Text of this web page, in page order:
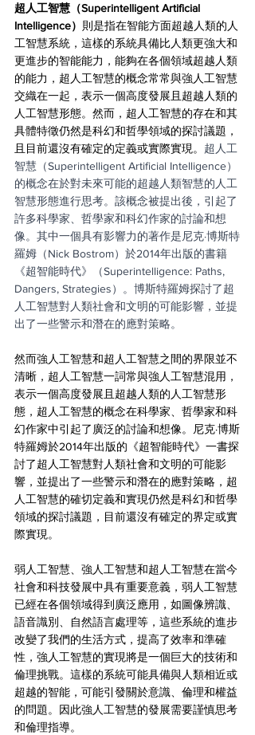
超人工智慧（Superintelligent Artificial
Intelligence） 則是指在智能方面超越人類的人
工智慧系統，這樣的系統具備比人類更強大和
更進步的智能能力，能夠在各個領域超越人類
的能力，超人工智慧的概念常常與強人工智慧
交織在一起，表示一個高度發展且超越人類的
人工智慧形態。然而，超人工智慧的存在和其
具體特徵仍然是科幻和哲學領域的探討議題，
且目前還沒有確定的定義或實際實現。 超人工
智慧（Superintelligent Artificial Intelligence）
的概念在於對未來可能的超越人類智慧的人工
智慧形態進行思考。該概念被提出後，引起了
許多科學家、哲學家和科幻作家的討論和想
像。其中一個具有影響力的著作是尼克·博斯特
羅姆（Nick Bostrom）於2014年出版的書籍
《超智能時代》（Superintelligence: Paths,
Dangers, Strategies）。博斯特羅姆探討了超
人工智慧對人類社會和文明的可能影響，並提
出了一些警示和潛在的應對策略。
然而強人工智慧和超人工智慧之間的界限並不
清晰，超人工智慧一詞常與強人工智慧混用，
表示一個高度發展且超越人類的人工智慧形
態，超人工智慧的概念在科學家、哲學家和科
幻作家中引起了廣泛的討論和想像。尼克·博斯
特羅姆於2014年出版的《超智能時代》一書探
討了超人工智慧對人類社會和文明的可能影
響，並提出了一些警示和潛在的應對策略，超
人工智慧的確切定義和實現仍然是科幻和哲學
領域的探討議題，目前還沒有確定的界定或實
際實現。
弱人工智慧、強人工智慧和超人工智慧在當今
社會和科技發展中具有重要意義，弱人工智慧
已經在各個領域得到廣泛應用，如圖像辨識、
語音識別、自然語言處理等，這些系統的進步
改變了我們的生活方式，提高了效率和準確
性，強人工智慧的實現將是一個巨大的技術和
倫理挑戰。這樣的系統可能具備與人類相近或
超越的智能，可能引發關於意識、倫理和權益
的問題。因此強人工智慧的發展需要謹慎思考
和倫理指導。